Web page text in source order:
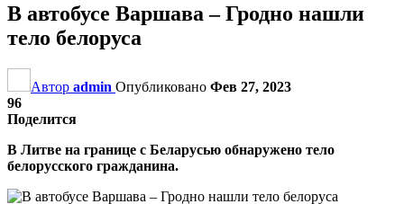
В автобусе Варшава – Гродно нашли
тело белоруса
Автор admin Опубликовано Фев 27, 2023
96
Поделится
В Литве на границе с Беларусью обнаружено тело
белорусского гражданина.